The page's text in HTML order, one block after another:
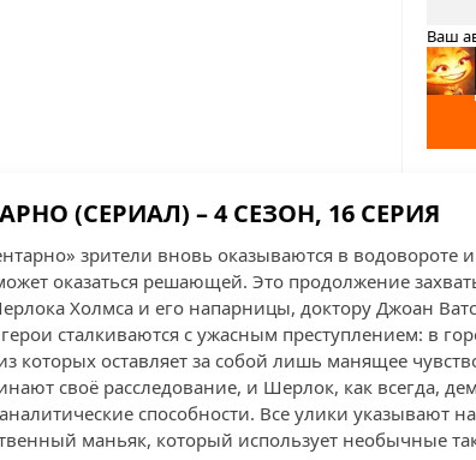
Ваш
(СЕРИАЛ) – 4 СЕЗОН, 16 СЕРИЯ
зрители вновь оказываются в водовороте
оказаться решающей. Это продолжение
Холмса и его напарницы, доктору Джоан
сталкиваются с ужасным преступлением: в
которых оставляет за собой лишь манящее
своё расследование, и Шерлок, как всегда,
способности. Все улики указывают на
маньяк, который использует необычные